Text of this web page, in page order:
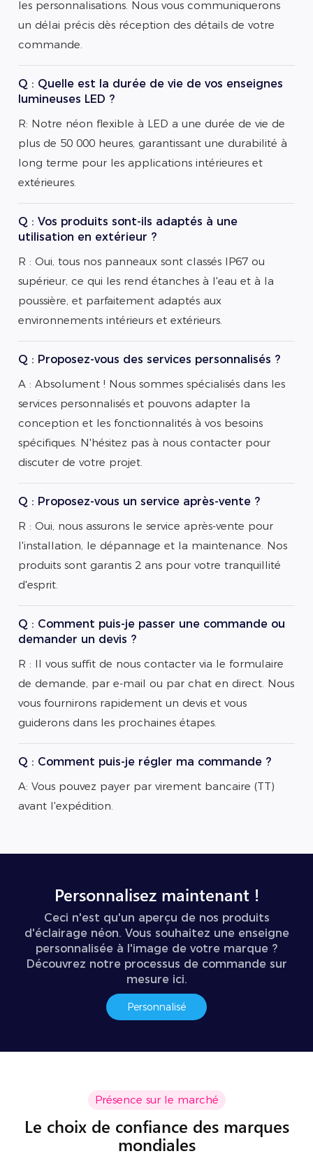
les personnalisations. Nous vous communiquerons
un délai précis dès réception des détails de votre
commande.
Q : Quelle est la durée de vie de vos enseignes
lumineuses LED ?
R: Notre néon flexible à LED a une durée de vie de
plus de 50 000 heures, garantissant une durabilité à
long terme pour les applications intérieures et
extérieures.
Q : Vos produits sont-ils adaptés à une
utilisation en extérieur ?
R : Oui, tous nos panneaux sont classés IP67 ou
supérieur, ce qui les rend étanches à l'eau et à la
poussière, et parfaitement adaptés aux
environnements intérieurs et extérieurs.
Q : Proposez-vous des services personnalisés ?
A : Absolument ! Nous sommes spécialisés dans les
services personnalisés et pouvons adapter la
conception et les fonctionnalités à vos besoins
spécifiques. N'hésitez pas à nous contacter pour
discuter de votre projet.
Q : Proposez-vous un service après-vente ?
R : Oui, nous assurons le service après-vente pour
l'installation, le dépannage et la maintenance. Nos
produits sont garantis 2 ans pour votre tranquillité
d'esprit.
Q : Comment puis-je passer une commande ou
demander un devis ?
R : Il vous suffit de nous contacter via le formulaire
de demande, par e-mail ou par chat en direct. Nous
vous fournirons rapidement un devis et vous
guiderons dans les prochaines étapes.
Q : Comment puis-je régler ma commande ?
A: Vous pouvez payer par virement bancaire (TT)
avant l'expédition.
Personnalisez maintenant !
Ceci n'est qu'un aperçu de nos produits
d'éclairage néon. Vous souhaitez une enseigne
personnalisée à l'image de votre marque ?
Découvrez notre processus de commande sur
mesure ici.
Personnalisé
Présence sur le marché
Le choix de confiance des marques
mondiales